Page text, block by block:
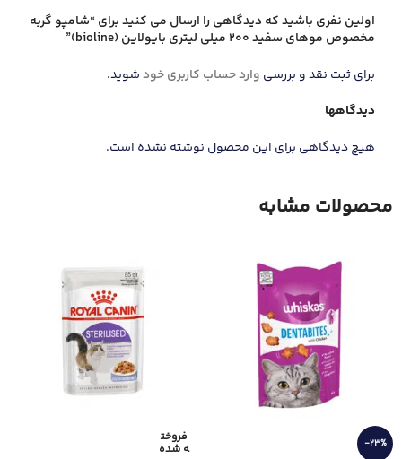
دیدگاهها
هیچ دیدگاهی برای این محصول نوشته نشده است.
اولین نفری باشید که دیدگاهی را ارسال می کنید برای “شامپو گربه
مخصوص موهای سفید 200 میلی لیتری بایولاین (bioline)”
برای ثبت نقد و بررسی وارد حساب کاربری خودشوید.
محصولات مشابه
-23% فروخت
ه شده